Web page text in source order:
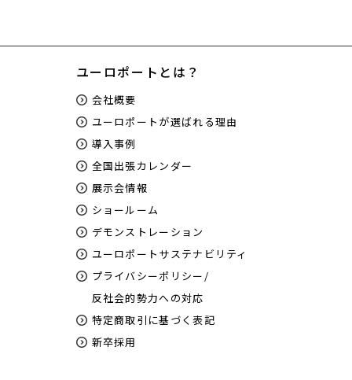
ユーロポートとは？
会社概要
ユーロポートが選ばれる理由
導入事例
全国出張カレンダー
展示会情報
ショールーム
デモンストレーション
ユーロポートサステナビリティ
プライバシーポリシー/
反社会的勢力への対応
特定商取引に基づく表記
新卒採用